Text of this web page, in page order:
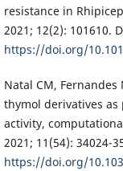
resistance in
2021; 12(2): 101610.
https://doi.org/
Natal CM, Fernandes
thymol derivatives
activity,
2021; 11(54): 34024-
https://doi.org/